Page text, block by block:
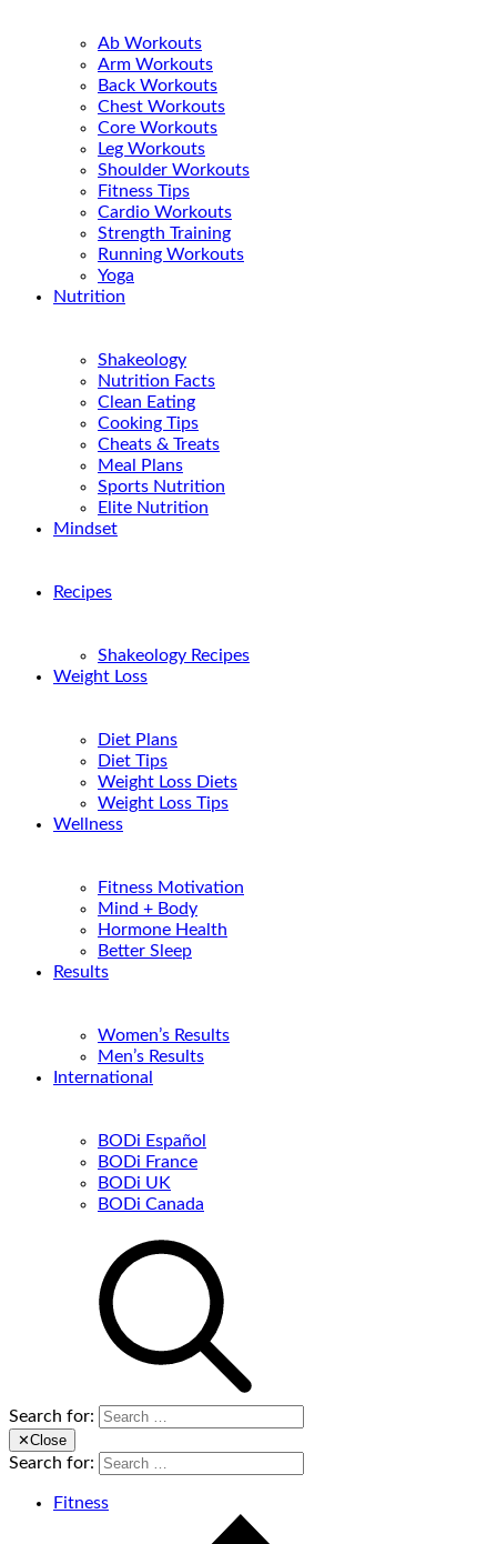
Ab Workouts
Arm Workouts
Back Workouts
Chest Workouts
Core Workouts
Leg Workouts
Shoulder Workouts
Fitness Tips
Cardio Workouts
Strength Training
Running Workouts
Yoga
Nutrition
Shakeology
Nutrition Facts
Clean Eating
Cooking Tips
Cheats & Treats
Meal Plans
Sports Nutrition
Elite Nutrition
Mindset
Recipes
Shakeology Recipes
Weight Loss
Diet Plans
Diet Tips
Weight Loss Diets
Weight Loss Tips
Wellness
Fitness Motivation
Mind + Body
Hormone Health
Better Sleep
Results
Women’s Results
Men’s Results
International
BODi Español
BODi France
BODi UK
BODi Canada
Search for:
✕Close
Search for:
Fitness